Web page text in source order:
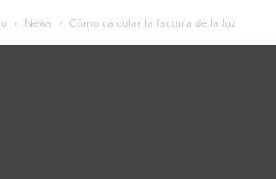
News Cómo calcular la factura de la luz